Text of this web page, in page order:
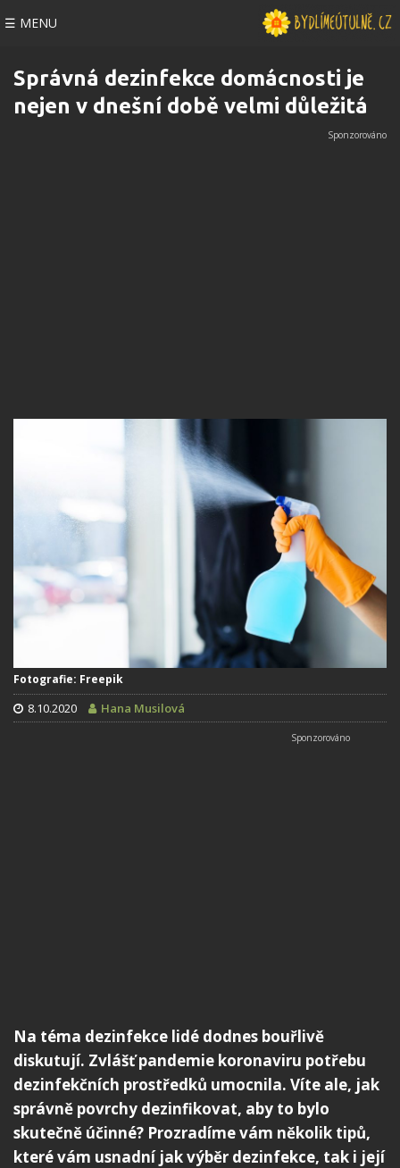
☰ MENU
Správná dezinfekce domácnosti je
nejen v dnešní době velmi důležitá
Fotografie: Freepik
8.10.2020 Hana Musilová
Na téma dezinfekce lidé dodnes bouřlivě
diskutují. Zvlášť pandemie koronaviru potřebu
dezinfekčních prostředků umocnila. Víte ale, jak
správně povrchy dezinfikovat, aby to bylo
skutečně účinné? Prozradíme vám několik tipů,
které vám usnadní jak výběr dezinfekce, tak i její